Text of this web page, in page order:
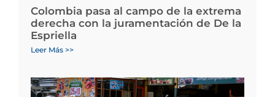
Colombia pasa al campo de la extrema
derecha con la juramentación de De la
Espriella
Leer Más >>